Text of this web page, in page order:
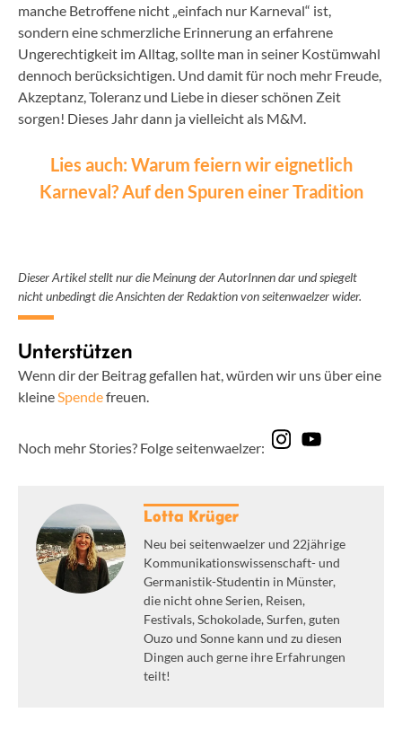
manche Betroffene nicht „einfach nur Karneval“ ist,
sondern eine schmerzliche Erinnerung an erfahrene
Ungerechtigkeit im Alltag, sollte man in seiner Kostümwahl
dennoch berücksichtigen. Und damit für noch mehr Freude,
Akzeptanz, Toleranz und Liebe in dieser schönen Zeit
sorgen! Dieses Jahr dann ja vielleicht als M&M.
Lies auch: Warum feiern wir eignetlich
Karneval? Auf den Spuren einer Tradition
Dieser Artikel stellt nur die Meinung der AutorInnen dar und spiegelt
nicht unbedingt die Ansichten der Redaktion von seitenwaelzer wider.
Unterstützen
Wenn dir der Beitrag gefallen hat, würden wir uns über eine
kleineSpendefreuen.
Noch mehr Stories? Folge seitenwaelzer:
Lotta Krüger
Neu bei seitenwaelzer und 22jährige
Kommunikationswissenschaft- und
Germanistik-Studentin in Münster,
die nicht ohne Serien, Reisen,
Festivals, Schokolade, Surfen, guten
Ouzo und Sonne kann und zu diesen
Dingen auch gerne ihre Erfahrungen
teilt!